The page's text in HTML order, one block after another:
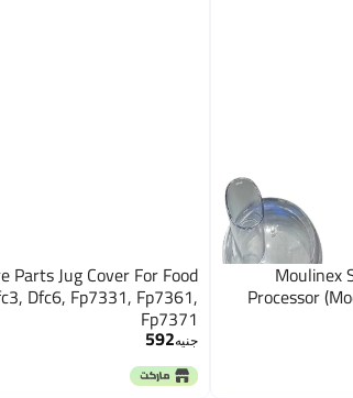
Moulinex
Processor
Parts Jug Cover For Food
Dfc6, Fp7331, Fp7361,
Fp7371
جنيه592